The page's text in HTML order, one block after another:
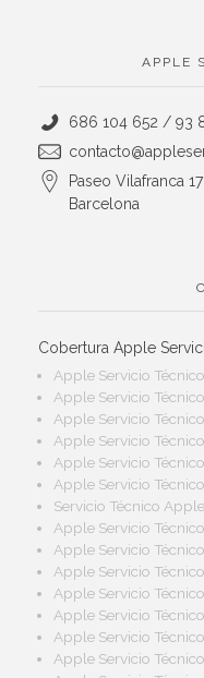
APPLE
686 104 652 / 93
Paseo Vilafranca
Barcelona
Cobertura Apple
Apple Servicio
Apple Servicio
Apple Servicio
Apple Servicio
Apple Servicio
Apple Servicio
Servicio Técnico
Apple Servicio
Apple Servicio
Apple Servicio
Apple Servicio
Apple Servicio
Apple Servicio
Apple Servicio